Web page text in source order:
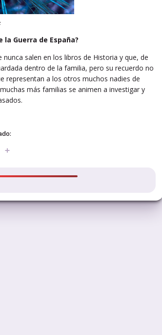
Guerra de España?
salen en los libros de Historia y que, de
dentro de la familia, pero su recuerdo no
representan a los otros muchos nadies de
más familias se animen a investigar y
Copy